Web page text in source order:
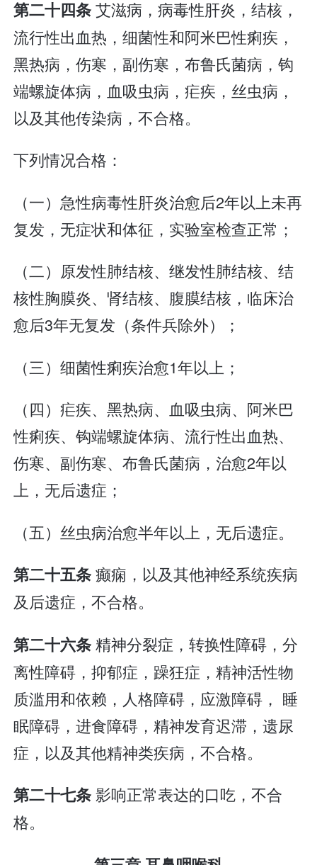
第二十四条艾滋病，病毒性肝炎，结核，
流行性出血热，细菌性和阿米巴性痢疾，
黑热病，伤寒，副伤寒，布鲁氏菌病，钩
端螺旋体病，血吸虫病，疟疾，丝虫病，
以及其他传染病，不合格。
下列情况合格：
（一）急性病毒性肝炎治愈后2年以上未再
复发，无症状和体征，实验室检查正常；
（二）原发性肺结核、继发性肺结核、结
核性胸膜炎、肾结核、腹膜结核，临床治
愈后3年无复发（条件兵除外）；
（三）细菌性痢疾治愈1年以上；
（四）疟疾、黑热病、血吸虫病、阿米巴
性痢疾、钩端螺旋体病、流行性出血热、
伤寒、副伤寒、布鲁氏菌病，治愈2年以
上，无后遗症；
（五）丝虫病治愈半年以上，无后遗症。
第二十五条癫痫，以及其他神经系统疾病
及后遗症，不合格。
第二十六条精神分裂症，转换性障碍，分
离性障碍，抑郁症，躁狂症，精神活性物
质滥用和依赖，人格障碍，应激障碍， 睡
眠障碍，进食障碍，精神发育迟滞，遗尿
症，以及其他精神类疾病，不合格。
第二十七条影响正常表达的口吃，不合
格。